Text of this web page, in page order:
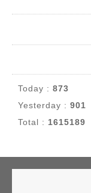
Today : 873
Yesterday : 901
Total : 1615189